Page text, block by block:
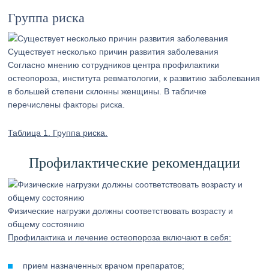
Группа риска
Существует несколько причин развития заболевания
Согласно мнению сотрудников центра профилактики
остеопороза, института ревматологии, к развитию заболевания
в большей степени склонны женщины. В табличке
перечислены факторы риска.
Таблица 1. Группа риска.
Профилактические рекомендации
Физические нагрузки должны соответствовать возрасту и
общему состоянию
Профилактика и лечение остеопороза включают в себя:
прием назначенных врачом препаратов;